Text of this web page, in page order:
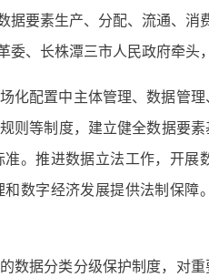
要素生产、分配、流通、消
、长株潭三市人民政府牵头
化配置中主体管理、数据管
则等制度，建立健全数据要
。推进数据立法工作，开
数字经济发展提供法制保
数据分类分级保护制度，对